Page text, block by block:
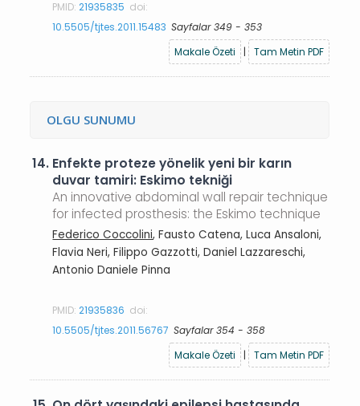
PMID:21935835 doi:
10.5505/tjtes.2011.15483 Sayfalar 349 - 353
Makale Özeti
| Tam Metin PDF
OLGU SUNUMU
14. Enfekte proteze yönelik yeni bir karın
duvar tamiri: Eskimo tekniği
An innovative abdominal wall repair technique
for infected prosthesis: the Eskimo technique
Federico Coccolini, Fausto Catena, Luca Ansaloni,
Flavia Neri, Filippo Gazzotti, Daniel Lazzareschi,
Antonio Daniele Pinna
PMID:21935836 doi:
10.5505/tjtes.2011.56767 Sayfalar 354 - 358
Makale Özeti
| Tam Metin PDF